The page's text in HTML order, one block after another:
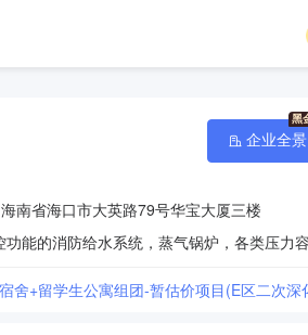
海南省海口市大英路79号华宝大厦三楼
企业全景